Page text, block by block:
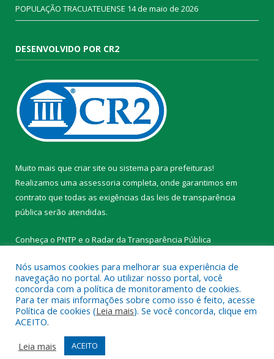
POPULAÇÃO TRACUATEUENSE 14 de maio de 2026
DESENVOLVIDO POR CR2
Muito mais que criar site ou sistema para prefeituras!
Realizamos uma assessoria completa, onde garantimos em
contrato que todas as exigências das leis de transparência
pública serão atendidas.
Conheça o PNTP e o Radar da Transparência Pública
Todos os direitos reservados a Prefeitura Municipal de
Tracuateua.
Mapa do Site
Acessar Área Administrativa
Acessar Webmail
Nós usamos cookies para melhorar sua experiência de
navegação no portal. Ao utilizar nosso portal, você
concorda com a política de monitoramento de cookies.
Para ter mais informações sobre como isso é feito, acesse
Política de cookies (Leia mais). Se você concorda, clique em
ACEITO.
Leia mais
ACEITO